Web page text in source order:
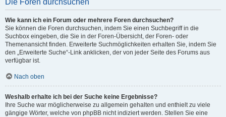
Die Foren durchsuchen
Wie kann ich ein Forum oder mehrere Foren durchsuchen?
Sie können die Foren durchsuchen, indem Sie einen Suchbegriff in die
Suchbox eingeben, die Sie in der Foren-Übersicht, der Foren- oder
Themenansicht finden. Erweiterte Suchmöglichkeiten erhalten Sie, indem Sie
den „Erweiterte Suche“-Link anklicken, der von jeder Seite des Forums aus
verfügbar ist.
Nach oben
Weshalb erhalte ich bei der Suche keine Ergebnisse?
Ihre Suche war möglicherweise zu allgemein gehalten und enthielt zu viele
gängige Wörter, welche von phpBB nicht indiziert werden. Stellen Sie eine